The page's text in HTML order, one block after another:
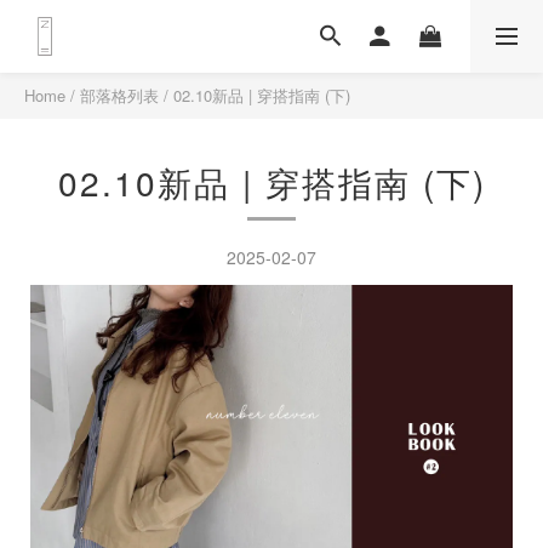
Home / 部落格列表 / 02.10新品 | 穿搭指南 (下)
02.10新品 | 穿搭指南 (下)
2025-02-07